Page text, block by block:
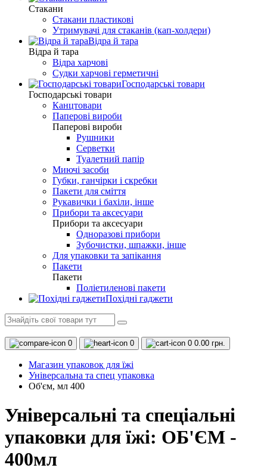
Стакани
Стакани пластикові
Утримувачі для стаканів (кап-холдери)
Відра й тара
Відра й тара
Відра харчові
Судки харчові герметичні
Господарські товари
Господарські товари
Канцтовари
Паперові вироби
Паперові вироби
Рушники
Серветки
Туалетний папір
Миючі засоби
Губки, ганчірки і скребки
Пакети для сміття
Рукавички і бахіли, інше
Прибори та аксесуари
Прибори та аксесуари
Одноразові прибори
Зубочистки, шпажки, інше
Для упаковки та запікання
Пакети
Пакети
Поліетиленові пакети
Похідні гаджети
0 0 0 0.00 грн.
Магазин упаковок для їжі
Універсальна та спец упаковка
Об'єм, мл 400
Універсальні та спеціальні
упаковки для їжі: ОБ'ЄМ -
400мл